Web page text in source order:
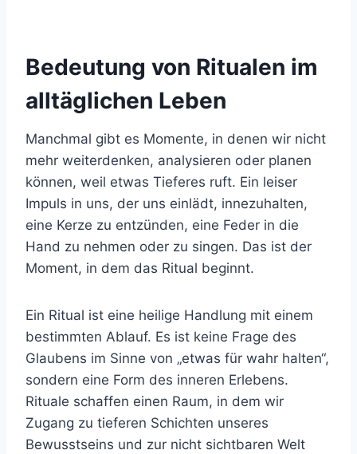
Bedeutung von Ritualen im
alltäglichen Leben
Manchmal gibt es Momente, in denen wir nicht
mehr weiterdenken, analysieren oder planen
können, weil etwas Tieferes ruft. Ein leiser
Impuls in uns, der uns einlädt, innezuhalten,
eine Kerze zu entzünden, eine Feder in die
Hand zu nehmen oder zu singen. Das ist der
Moment, in dem das Ritual beginnt.
Ein Ritual ist eine heilige Handlung mit einem
bestimmten Ablauf. Es ist keine Frage des
Glaubens im Sinne von „etwas für wahr halten“,
sondern eine Form des inneren Erlebens.
Rituale schaffen einen Raum, in dem wir
Zugang zu tieferen Schichten unseres
Bewusstseins und zur nicht sichtbaren Welt